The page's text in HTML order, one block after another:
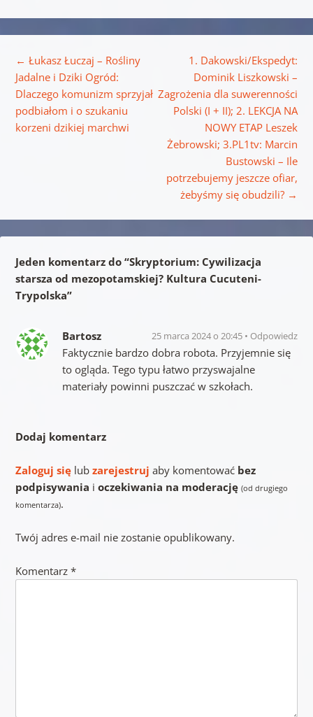
← Łukasz Łuczaj – Rośliny
Jadalne i Dziki Ogród:
Dlaczego komunizm sprzyjał
podbiałom i o szukaniu
korzeni dzikiej marchwi
1. Dakowski/Ekspedyt:
Dominik Liszkowski –
Zagrożenia dla suwerenności
Polski (I + II); 2. LEKCJA NA
NOWY ETAP Leszek
Żebrowski; 3.PL1tv: Marcin
Bustowski – Ile
potrzebujemy jeszcze ofiar,
żebyśmy się obudzili? →
Jeden komentarz do “Skryptorium: Cywilizacja
starsza od mezopotamskiej? Kultura Cucuteni-
Trypolska”
Bartosz 25 marca 2024 o 20:45 Odpowiedz
Faktycznie bardzo dobra robota. Przyjemnie się
to ogląda. Tego typu łatwo przyswajalne
materiały powinni puszczać w szkołach.
Dodaj komentarz
Zaloguj sięlub zarejestruj aby komentować bez
podpisywania i oczekiwania na moderację (od drugiego
komentarza).
Twój adres e-mail nie zostanie opublikowany.
Komentarz *